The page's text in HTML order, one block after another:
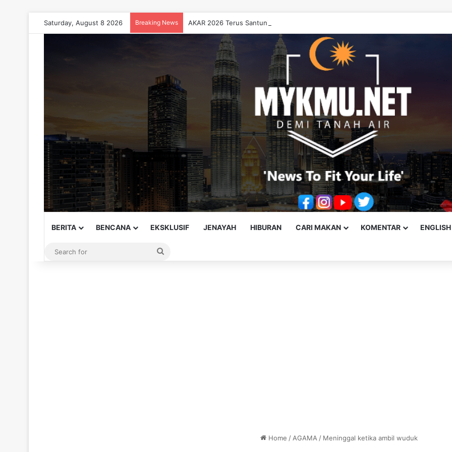
Saturday, August 8 2026 Breaking News AKAR 2026 Terus Santuni Murid, Gilap Kreativiti Generasi Muda
BERITA BENCANA EKSKLUSIF JENAYAH HIBURAN CARI MAKAN KOMENTAR
Home / AGAMA / Meninggal ketika ambil wuduk